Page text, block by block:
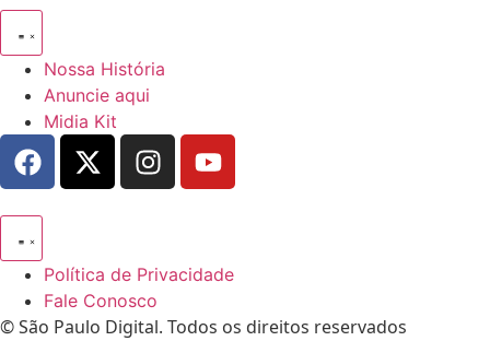
Nossa História
Anuncie aqui
Midia Kit
Política de Privacidade
Fale Conosco
© São Paulo Digital. Todos os direitos reservados